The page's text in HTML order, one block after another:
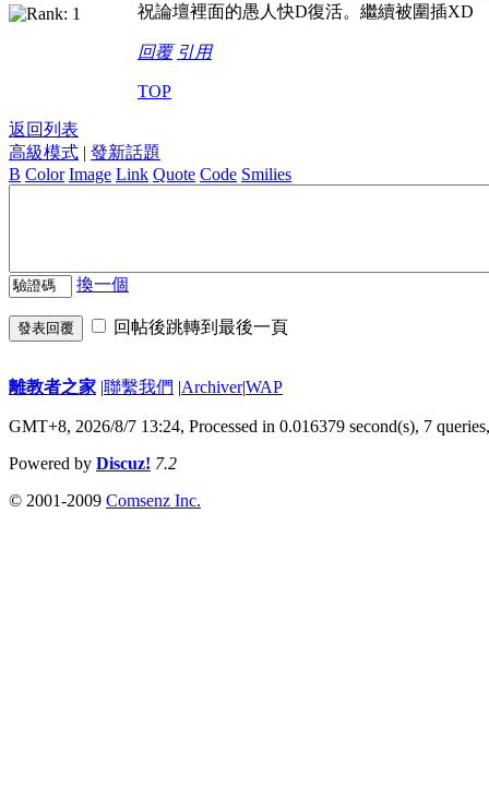
祝論壇裡面的愚人快D復活。繼續被圍插XD
回覆 引用
TOP
返回列表
高級模式 | 發新話題
B Color Image Link Quote Code Smilies
換一個
發表回覆 回帖後跳轉到最後一頁
離教者之家 |聯繫我們 |Archiver|WAP
GMT+8, 2026/8/7 13:24, Processed in 0.016379 second(s), 7
Powered by Discuz! 7.2
© 2001-2009 Comsenz Inc.